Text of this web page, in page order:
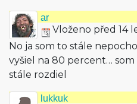
ar
Vloženo před 14
No ja som to stále
vyšiel na 80 percent…
stále rozdiel
lukkuk